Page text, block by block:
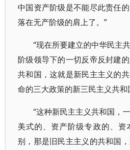
中国资产阶级是不能尽此责任
落在无产阶级的肩上了。”
“现在所要建立的中华民主
阶级领导下的一切反帝反封建
共和国，这就是新民主主义的
命的三大政策的新三民主义共和
“这种新民主主义共和国，
美式的、资产阶级专政的、资
别，那是旧民主主义的共和国